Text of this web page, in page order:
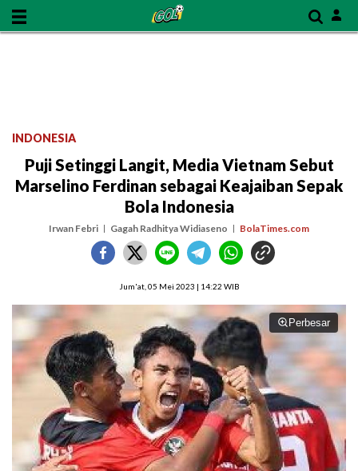
INDONESIA
Puji Setinggi Langit, Media Vietnam Sebut
Marselino Ferdinan sebagai Keajaiban Sepak
Bola Indonesia
Irwan Febri Gagah Radhitya Widiaseno BolaTimes.com
Jum'at, 05 Mei 2023 | 14:22 WIB
Perbesar